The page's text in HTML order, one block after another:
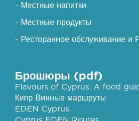
- Местные напитки
- Местные продукты
- Ресторанное обслуживание и
Брошюры (pdf)
Flavours of Cyprus: A food
Кипр Винные маршруты
EDEN Cyprus